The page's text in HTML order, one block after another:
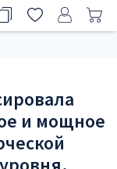
и мощное